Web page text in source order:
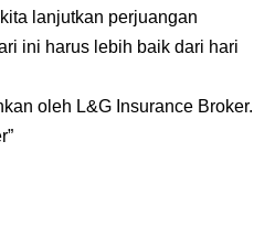
lanjutkan perjuangan
ini harus lebih baik dari hari
oleh L&G Insurance Broker.